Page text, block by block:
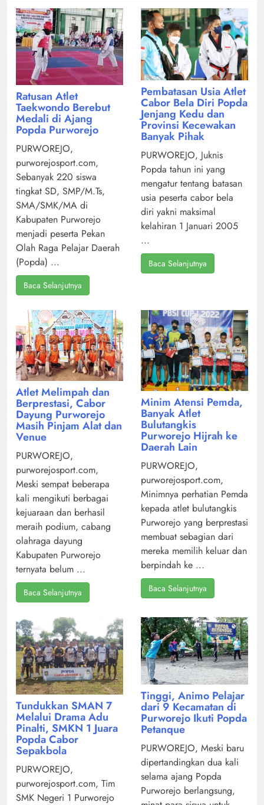
Ratusan Atlet
Taekwondo Berebut
Medali di Ajang
Popda Purworejo
PURWOREJO,
purworejosport.com,
Sebanyak 220 siswa
tingkat SD, SMP/M.Ts,
SMA/SMK/MA di
Kabupaten Purworejo
menjadi peserta Pekan
Olah Raga Pelajar Daerah
(Popda) ...
Baca Selanjutnya
Pembatasan Usia Atlet
Cabor Bela Diri Popda
Jenjang Kedu dan
Provinsi Kecewakan
Banyak Pihak
PURWOREJO, Juknis
Popda tahun ini yang
mengatur tentang batasan
usia peserta cabor bela
diri yakni maksimal
kelahiran 1 Januari 2005
...
Baca Selanjutnya
Atlet Melimpah dan
Berprestasi, Cabor
Dayung Purworejo
Masih Pinjam Alat dan
Venue
PURWOREJO,
purworejosport.com,
Meski sempat beberapa
kali mengikuti berbagai
kejuaraan dan berhasil
meraih podium, cabang
olahraga dayung
Kabupaten Purworejo
ternyata belum ...
Baca Selanjutnya
Minim Atensi Pemda,
Banyak Atlet
Bulutangkis
Purworejo Hijrah ke
Daerah Lain
PURWOREJO,
purworejosport.com,
Minimnya perhatian Pemda
kepada atlet bulutangkis
Purworejo yang berprestasi
membuat sebagian dari
mereka memilih keluar dan
berpindah ke ...
Baca Selanjutnya
Tundukkan SMAN 7
Melalui Drama Adu
Pinalti, SMKN 1 Juara
Popda Cabor
Sepakbola
PURWOREJO,
purworejosport.com, Tim
SMK Negeri 1 Purworejo
Tinggi, Animo Pelajar
dari 9 Kecamatan di
Purworejo Ikuti Popda
Petanque
PURWOREJO, Meski baru
dipertandingkan dua kali
selama ajang Popda
Purworejo berlangsung,